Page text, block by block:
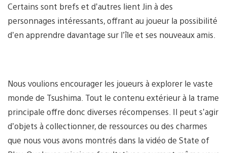
Certains sont brefs et d’autres lient Jin à des
personnages intéressants, offrant au joueur la possibilité
d’en apprendre davantage sur l’île et ses nouveaux amis.
Nous voulions encourager les joueurs à explorer le vaste
monde de Tsushima. Tout le contenu extérieur à la trame
principale offre donc diverses récompenses. Il peut s’agir
d’objets à collectionner, de ressources ou des charmes
que nous vous avons montrés dans la vidéo de State of